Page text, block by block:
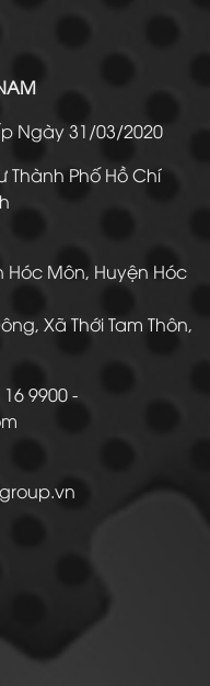
Ngày 31/03/2020
Thành Phố Hồ Chí
Hóc Môn, Huyện Hóc
Xã Thới Tam Thôn,
0989 16 9900 -